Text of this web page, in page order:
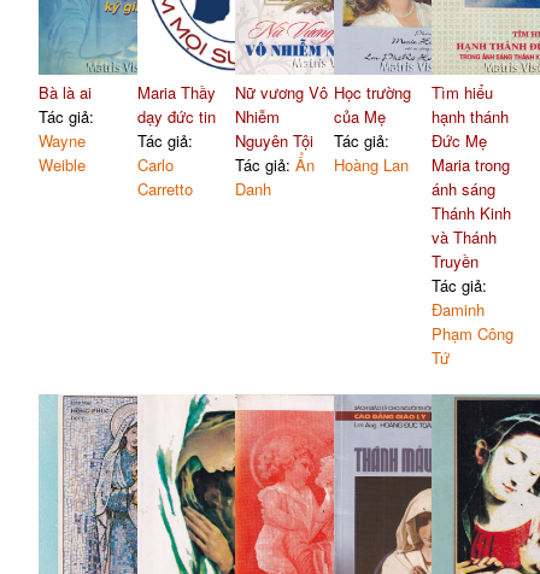
Bà là ai
Tác giả:
Wayne
Weible
Maria Thầy
dạy đức tin
Tác giả:
Carlo
Carretto
Nữ vương Vô
Nhiễm
Nguyên Tội
Tác giả:Ẩn
Danh
Học trường
của Mẹ
Tác giả:
Hoàng Lan
Tìm hiểu
hạnh thánh
Đức Mẹ
Maria trong
ánh sáng
Thánh Kinh
và Thánh
Truyền
Tác giả:
Đaminh
Phạm Công
Tứ